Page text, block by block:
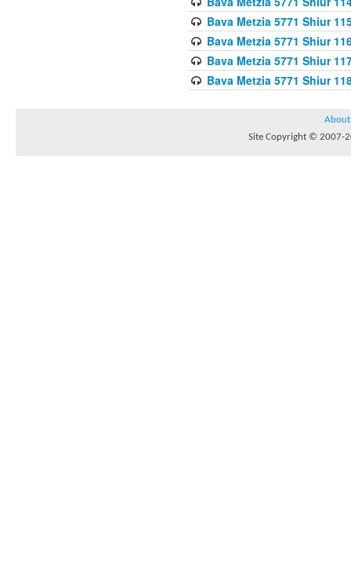
Bava Metzia 5771 Shiur
Bava Metzia 5771 Shiur
Bava Metzia 5771 Shiur
Bava Metzia 5771 Shiur
About
Site Copyright © 2007-